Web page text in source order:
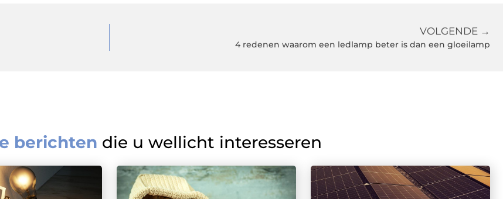
VOLGENDE →
4 redenen waarom een ledlamp beter is dan een gloeilamp
berichten die u wellicht interesseren